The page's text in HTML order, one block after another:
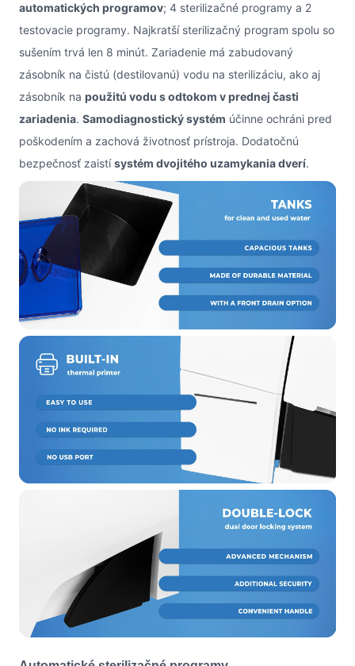
automatických programov; 4 sterilizačné programy a 2
testovacie programy. Najkratší sterilizačný program spolu so
sušením trvá len 8 minút. Zariadenie má zabudovaný
zásobník na čistú (destilovanú) vodu na sterilizáciu, ako aj
zásobník na použitú vodu s odtokom v prednej časti
zariadenia. Samodiagnostický systém účinne ochráni pred
poškodením a zachová životnosť prístroja. Dodatočnú
bezpečnosť zaistísystém dvojitého uzamykania dverí.